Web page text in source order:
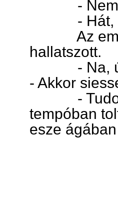
- Nem
- Hát,
Az
hallatszott.
- Na, úgy
- Akkor
- Tudom
tempóban
esze